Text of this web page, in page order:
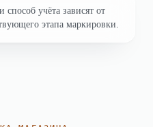
учёта зависят от
этапа маркировки.